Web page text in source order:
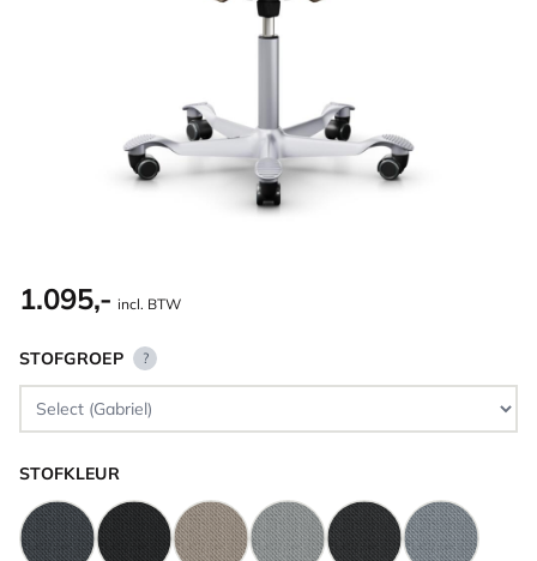
1.095,- incl. BTW
STOFGROEP ?
STOFKLEUR